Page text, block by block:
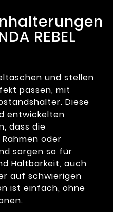
REBEL
und stellen
passen, mit
Diese
entwickelten
dass die
oder
sorgen so für
Haltbarkeit, auch
auf schwierigen
ist einfach, ohne